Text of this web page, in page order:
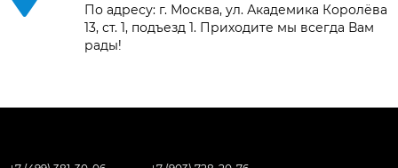
По адресу: г. Москва, ул. Академика Королёва
13, ст. 1, подъезд 1. Приходите мы всегда Вам
рады!